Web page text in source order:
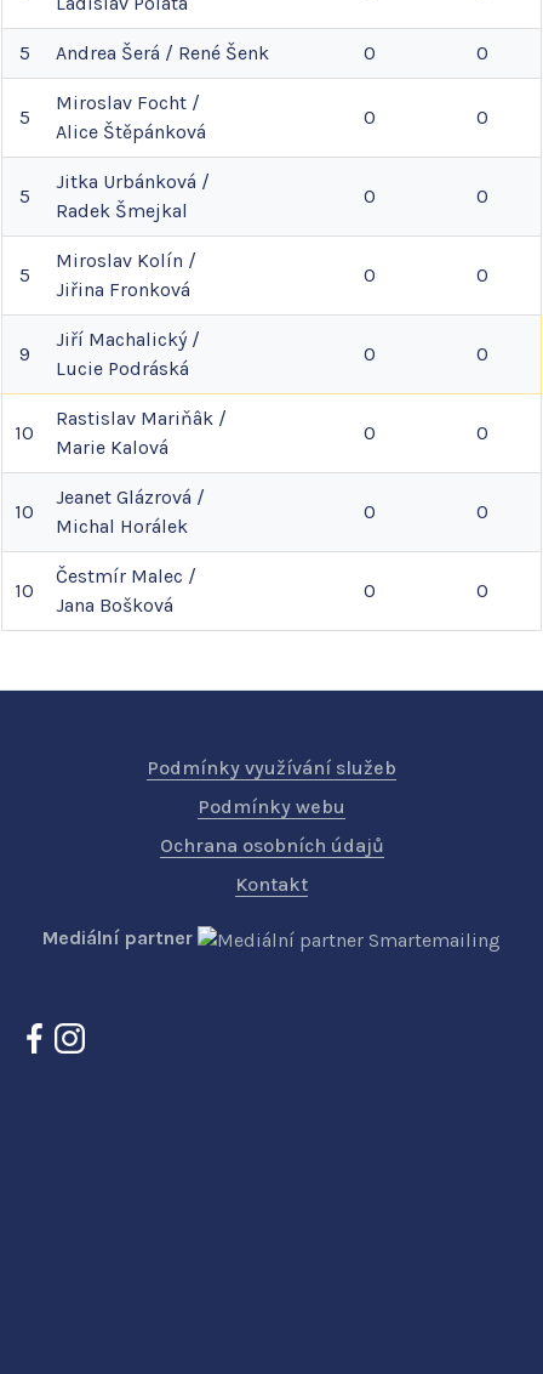
5 Andrea Šerá / René Šenk 0 0
5
Miroslav Focht /
Alice Štěpánková
0 0
5
Jitka Urbánková /
Radek Šmejkal
0 0
5
Miroslav Kolín /
Jiřina Fronková
0 0
9
Jiří Machalický/
Lucie Podráská
0 0
10
Rastislav Mariňâk /
Marie Kalová
0 0
10
Jeanet Glázrová /
Michal Horálek
0 0
10
Čestmír Malec /
Jana Bošková
0 0
Podmínky využívání služeb
Podmínky webu
Ochrana osobních údajů
Kontakt
Mediální partner